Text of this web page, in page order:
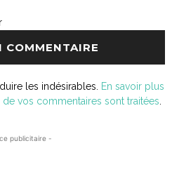
les indésirables. En savoir plus
vos commentaires sont traitées.
publicitaire -